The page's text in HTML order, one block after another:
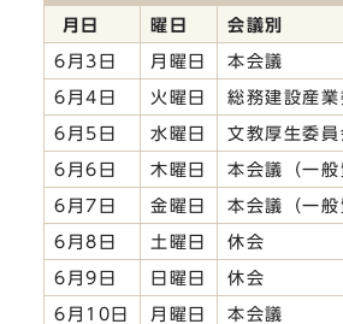
月日 曜日 会議別
6月3日 月曜日 本会議
6月4日 火曜日 総務建設産業
6月5日 水曜日 文教厚生委員
6月6日 木曜日 本会議（一般
6月7日 金曜日 本会議（一般
6月8日 土曜日 休会
6月9日 日曜日 休会
6月10日 月曜日 本会議